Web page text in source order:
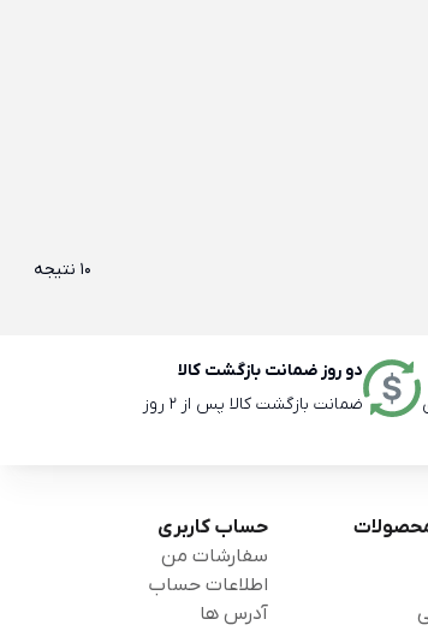
10 نتیجه
دو روز ضمانت بازگشت کالا
ضمانت بازگشت کالا پس از 2 روز
حساب کاربری
سفارشات من
اطلاعات حساب
آدرس ها